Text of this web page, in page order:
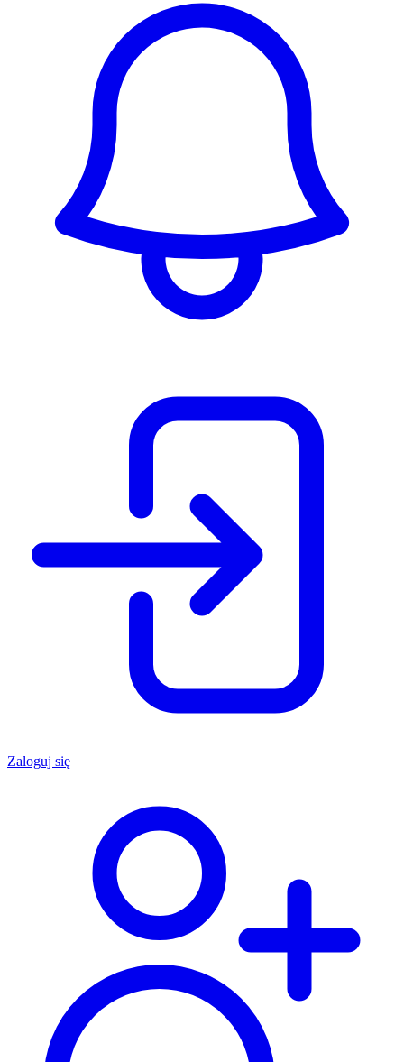
Zaloguj się